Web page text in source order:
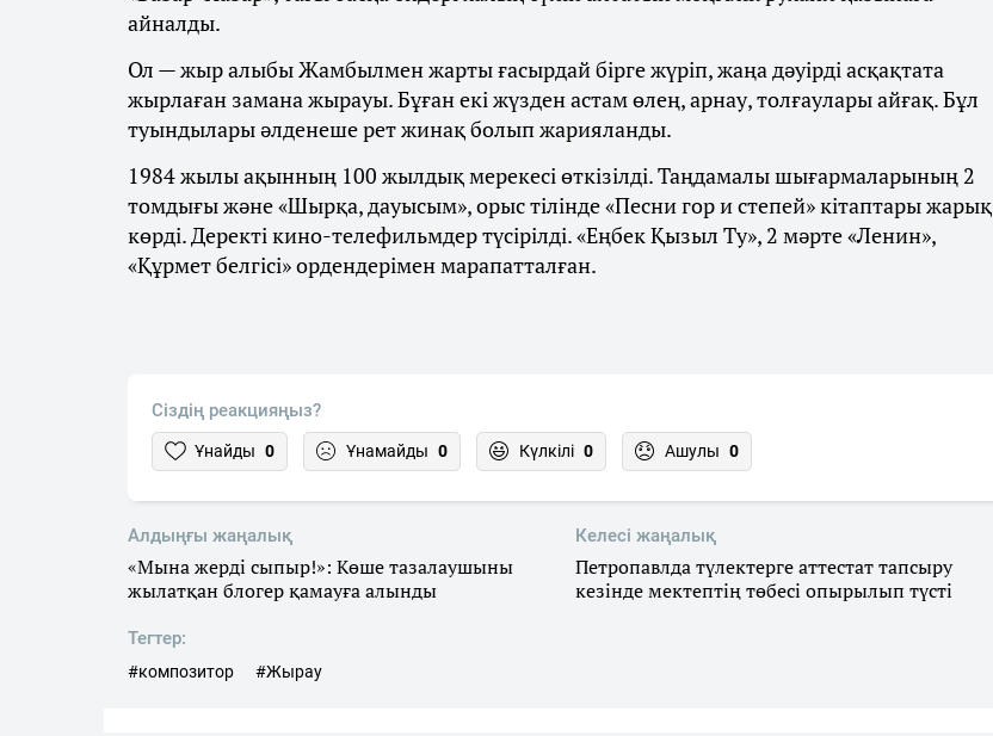
айналды.
Ол — жыр алыбы Жамбылмен жарты ғасырдай бірге жүріп, жаңа дәуірді асқақтата
жырлаған замана жырауы. Бұған екі жүзден астам өлең, арнау, толғаулары айғақ. Бұл
туындылары әлденеше рет жинақ болып жарияланды.
1984 жылы ақынның 100 жылдық мерекесі өткізілді. Таңдамалы шығармаларының 2
томдығы және «Шырқа, дауысым», орыс тілінде «Песни гор и степей» кітаптары жарық
көрді. Деректі кино-телефильмдер түсірілді. «Еңбек Қызыл Ту», 2 мәрте «Ленин»,
«Құрмет белгісі» ордендерімен марапатталған.
Сіздің реакцияңыз?
Ұнайды 0 Ұнамайды 0 Күлкілі 0 Ашулы 0
Алдыңғы жаңалық
«Мына жерді сыпыр!»: Көше тазалаушыны
жылатқан блогер қамауға алынды
Келесі жаңалық
Петропавлда түлектерге аттестат тапсыру
кезінде мектептің төбесі опырылып түсті
Тегтер:
#композитор #Жырау